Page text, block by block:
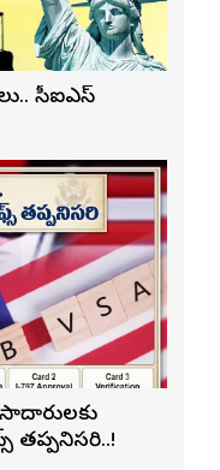
సీఐఎస్
తప్పనిసరి..!